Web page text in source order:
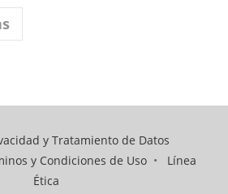
y Tratamiento de Datos
y Condiciones de Uso• Línea
Ética